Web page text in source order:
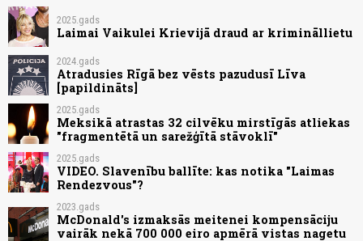
2025.gads
Laimai Vaikulei Krievijā draud ar krimināllietu
2024.gads
Atradusies Rīgā bez vēsts pazudusī Līva
[papildināts]
2025.gads
Meksikā atrastas 32 cilvēku mirstīgās atliekas
"fragmentētā un sarežģītā stāvoklī"
2025.gads
VIDEO. Slavenību ballīte: kas notika "Laimas
Rendezvous"?
2023.gads
McDonald's izmaksās meitenei kompensāciju
vairāk nekā 700 000 eiro apmērā vistas nagetu